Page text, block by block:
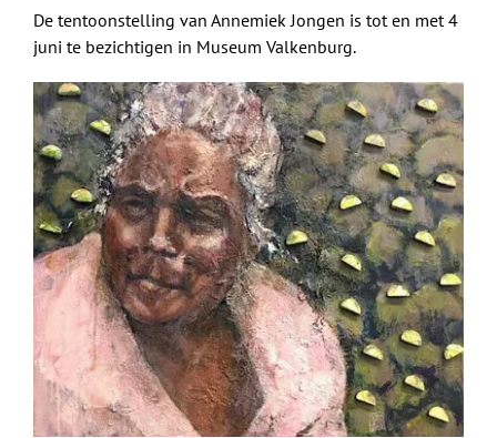
De tentoonstelling van Annemiek Jongen is tot en met 4
juni te bezichtigen in Museum Valkenburg.